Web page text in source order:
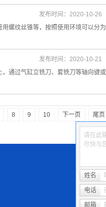
螺纹丝锥等，按照使用环境可以分
发布时间：2020-10-26
通过气缸立铣刀、套铣刀等轴向键
发布时间：2020-10-21
8 9 10 下一页 尾页
请在此
尽快与
姓名
电话
邮箱